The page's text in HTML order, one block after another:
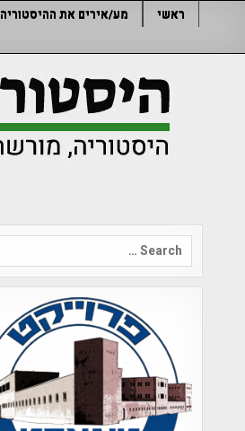
ראשי מע/אירים את ההיסטוריה
Search
for: